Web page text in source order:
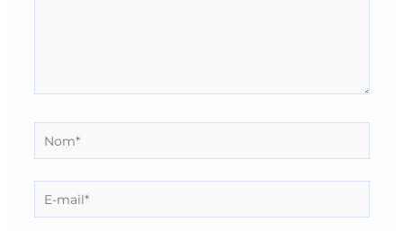
Nom*
E-
mail*